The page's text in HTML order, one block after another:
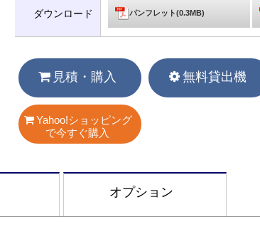
ダウンロード パンフレット(0.3MB)
見積・購入 無料貸出機
Yahoo!ショッピング
で今すぐ購入
オプション